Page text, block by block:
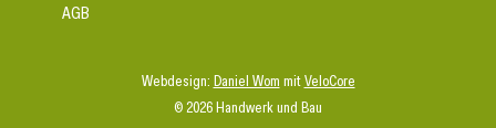
© 2026 Handwerk und Bau
Webdesign: Daniel Wom mitVeloCore
AGB